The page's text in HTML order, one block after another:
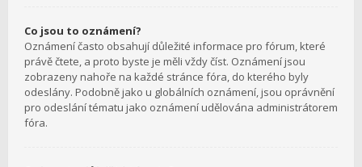
Co jsou to oznámení?
Oznámení často obsahují důležité informace pro fórum, které
právě čtete, a proto byste je měli vždy číst. Oznámení jsou
zobrazeny nahoře na každé stránce fóra, do kterého byly
odeslány. Podobně jako u globálních oznámení, jsou oprávnění
pro odeslání tématu jako oznámení udělována administrátorem
fóra.